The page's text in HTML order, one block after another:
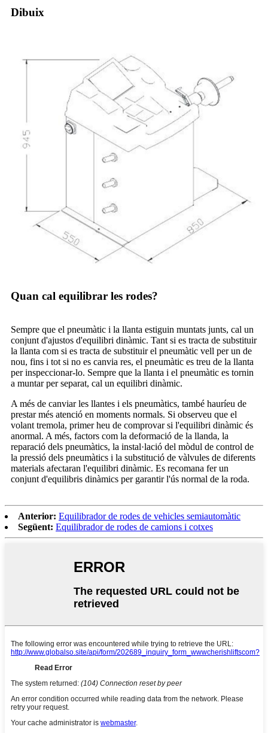
Dibuix
Quan cal equilibrar les rodes?
Sempre que el pneumàtic i la llanta estiguin muntats junts, cal un
conjunt d'ajustos d'equilibri dinàmic. Tant si es tracta de substituir
la llanta com si es tracta de substituir el pneumàtic vell per un de
nou, fins i tot si no es canvia res, el pneumàtic es treu de la llanta
per inspeccionar-lo. Sempre que la llanta i el pneumàtic es tornin
a muntar per separat, cal un equilibri dinàmic.
A més de canviar les llantes i els pneumàtics, també hauríeu de
prestar més atenció en moments normals. Si observeu que el
volant tremola, primer heu de comprovar si l'equilibri dinàmic és
anormal. A més, factors com la deformació de la llanda, la
reparació dels pneumàtics, la instal·lació del mòdul de control de
la pressió dels pneumàtics i la substitució de vàlvules de diferents
materials afectaran l'equilibri dinàmic. Es recomana fer un
conjunt d'equilibris dinàmics per garantir l'ús normal de la roda.
Anterior: Equilibrador de rodes de vehicles semiautomàtic
Següent: Equilibrador de rodes de camions i cotxes